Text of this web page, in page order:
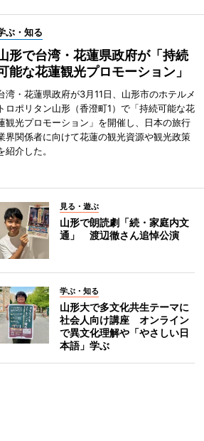
ぶ・知る
形で台湾・花蓮県政府が「持続
能な花蓮観光プロモーション」
湾・花蓮県政府が3月11日、山形市のホテルメ
トロポリタン山形（香澄町1）で「持続可能な花
観光プロモーション」を開催し、日本の旅行
界関係者に向けて花蓮の観光資源や観光政策
紹介した。
見る・遊ぶ
山形で朗読劇「続・家庭内文
通」 渡辺徹さん追悼公演
学ぶ・知る
山形大で多文化共生テーマに
社会人向け講座 オンライン
で異文化理解や「やさしい日
本語」学ぶ